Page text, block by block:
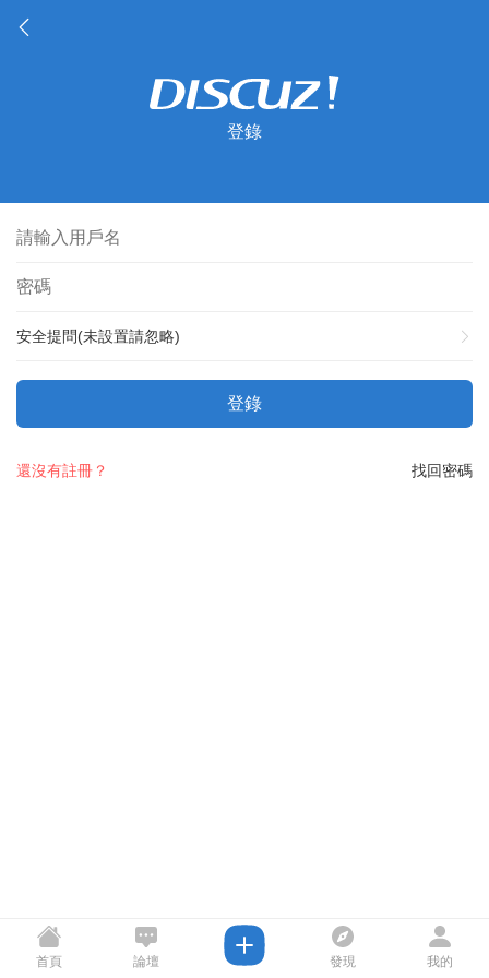
登錄
安全提問(未設置請忽略)
登錄
找回密碼
還沒有註冊？
首頁 論壇 發現 我的